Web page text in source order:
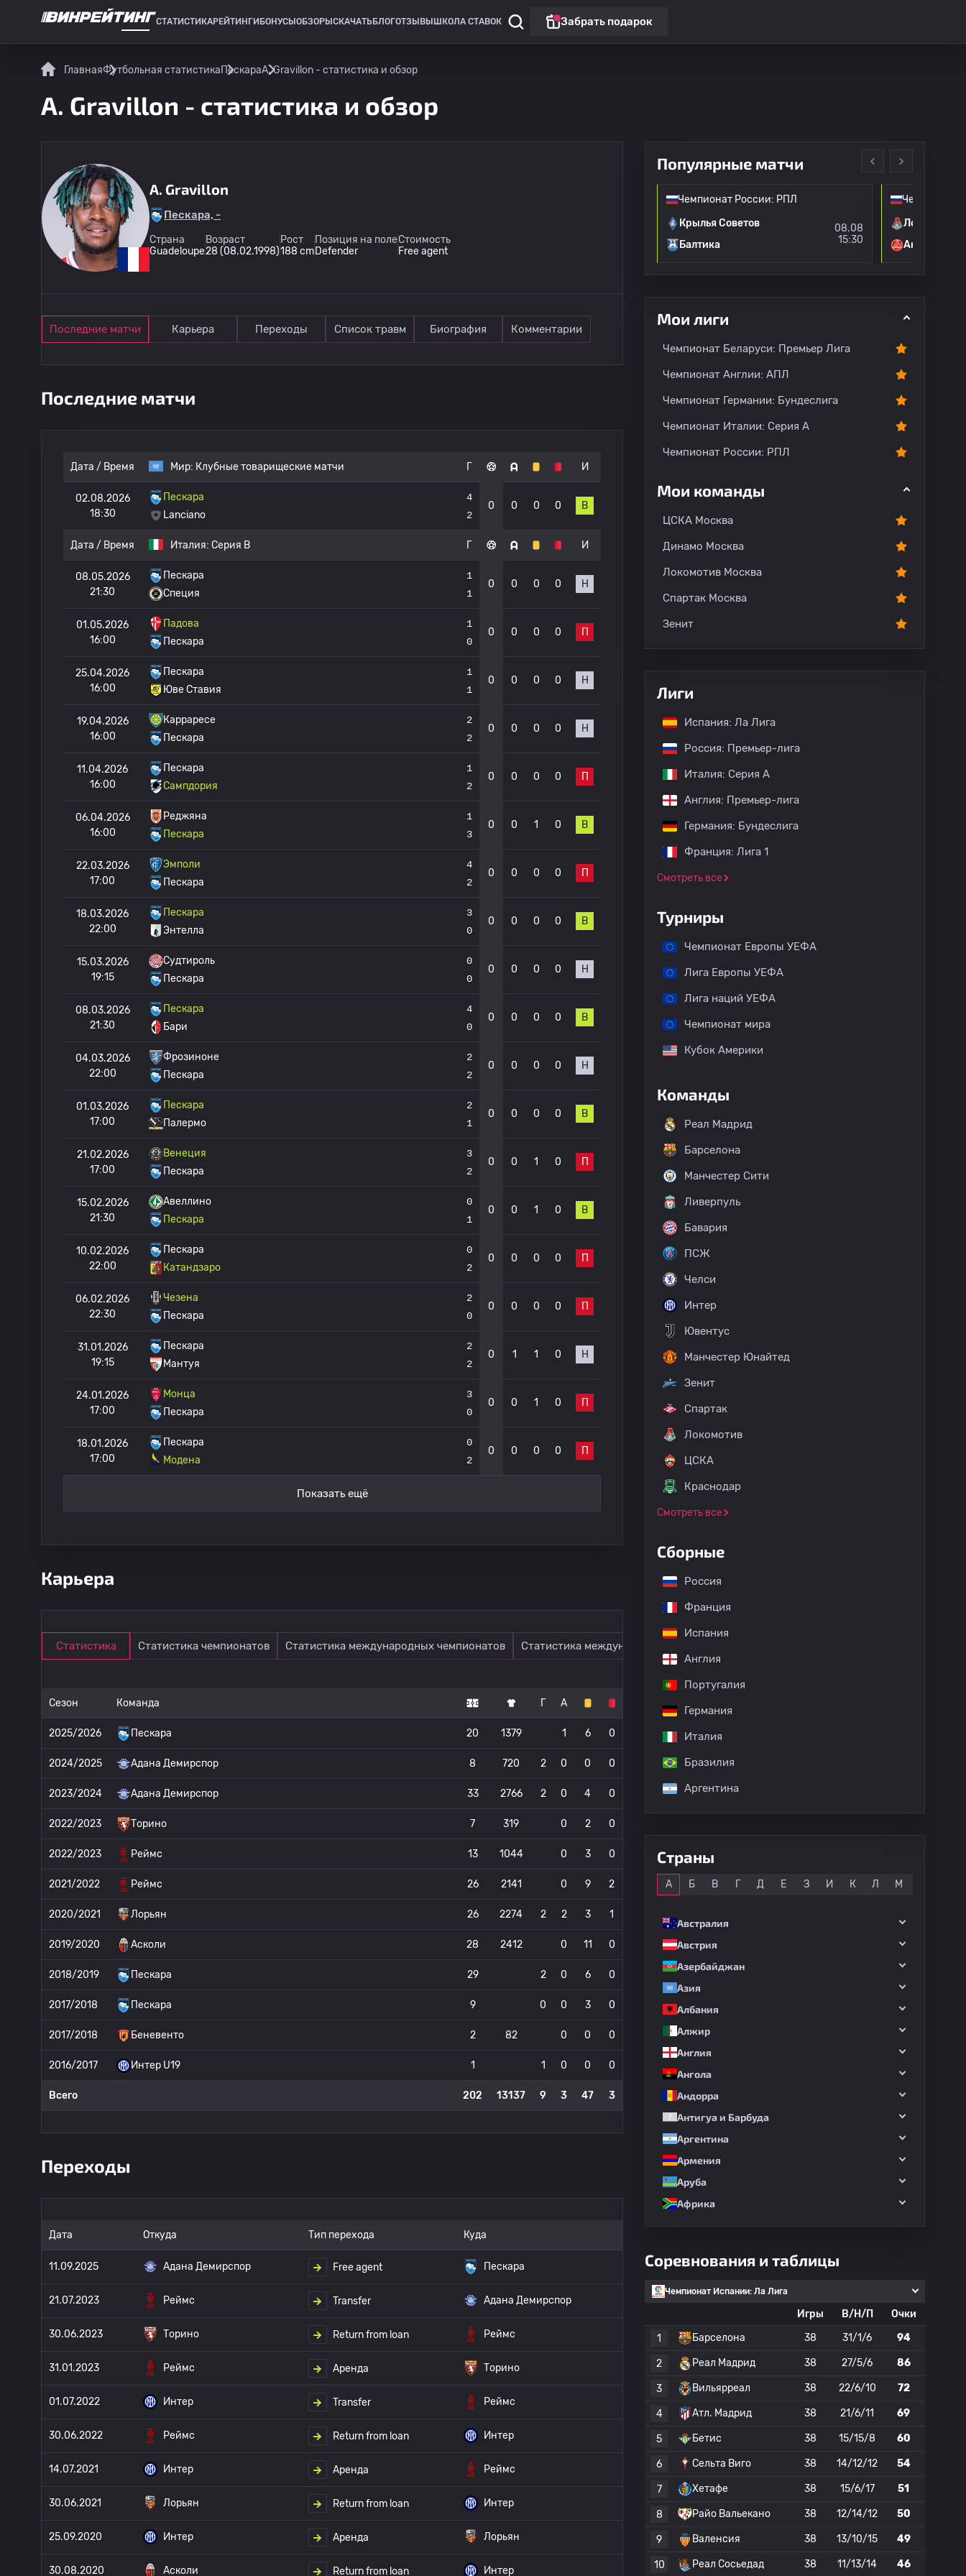
СТАТИСТИКАРЕЙТИНГИ БОНУСЫ ОБЗОРЫ СКАЧАТЬ БЛОГОТЗЫВЫ ШКОЛА СТАВОК Забрать подарок
ГлавнаяФутбольная статистикаПескараA. Gravillon - статистика и обзор
A. Gravillon - статистика и обзор
A. Gravillon
Пескара, -
Страна
Guadeloupe
Возраст
28 (08.02.1998)
Рост
188 cm
Позиция на поле
Defender
Стоимость
Free agent
Последние матчи Карьера Переходы Список травм Биография Комментарии
Последние матчи
Дата / Время Мир: Клубные товарищеские матчи Г И
02.08.2026
18:30
Пескара
Lanciano
4
2
0 0 0 0 В
Дата / Время Италия: Серия B Г И
08.05.2026
21:30
Пескара
Специя
1
1
0 0 0 0 Н
01.05.2026
16:00
Падова
Пескара
1
0
0 0 0 0 П
25.04.2026
16:00
Пескара
Юве Ставия
1
1
0 0 0 0 Н
19.04.2026
16:00
Карраресе
Пескара
2
2
0 0 0 0 Н
11.04.2026
16:00
Пескара
Сампдория
1
2
0 0 0 0 П
06.04.2026
16:00
Реджяна
Пескара
1
3
0 0 1 0 В
22.03.2026
17:00
Эмполи
Пескара
4
2
0 0 0 0 П
18.03.2026
22:00
Пескара
Энтелла
3
0
0 0 0 0 В
15.03.2026
19:15
Судтироль
Пескара
0
0
0 0 0 0 Н
08.03.2026
21:30
Пескара
Бари
4
0
0 0 0 0 В
04.03.2026
22:00
Фрозиноне
Пескара
2
2
0 0 0 0 Н
01.03.2026
17:00
Пескара
Палермо
2
1
0 0 0 0 В
21.02.2026
17:00
Венеция
Пескара
3
2
0 0 1 0 П
15.02.2026
21:30
Авеллино
Пескара
0
1
0 0 1 0 В
10.02.2026
22:00
Пескара
Катандзаро
0
2
0 0 0 0 П
06.02.2026
22:30
Чезена
Пескара
2
0
0 0 0 0 П
31.01.2026
19:15
Пескара
Мантуя
2
2
0 1 1 0 Н
24.01.2026
17:00
Монца
Пескара
3
0
0 0 1 0 П
18.01.2026
17:00
Пескара
Модена
0
2
0 0 0 0 П
Показать ещё
Карьера
Статистика Статистика чемпионатов Статистика международных чемпионатов Статистика международных матчей
Сезон Команда Г А
2025/2026 Пескара 20 1379 1 6 0
2024/2025 Адана Демирспор 8 720 2 0 0 0
2023/2024 Адана Демирспор 33 2766 2 0 4 0
2022/2023 Торино 7 319 0 2 0
2022/2023 Реймс 13 1044 0 3 0
2021/2022 Реймс 26 2141 0 9 2
2020/2021 Лорьян 26 2274 2 2 3 1
2019/2020 Асколи 28 2412 0 11 0
2018/2019 Пескара 29 2 0 6 0
2017/2018 Пескара 9 0 0 3 0
2017/2018 Беневенто 2 82 0 0 0
2016/2017 Интер U19 1 1 0 0 0
Всего 202 13137 9 3 47 3
Переходы
Дата Откуда Тип перехода Куда
11.09.2025 Адана Демирспор Free agent Пескара
21.07.2023 Реймс Transfer Адана Демирспор
30.06.2023 Торино Return from loan Реймс
31.01.2023 Реймс Аренда Торино
01.07.2022 Интер Transfer Реймс
30.06.2022 Реймс Return from loan Интер
14.07.2021 Интер Аренда Реймс
30.06.2021 Лорьян Return from loan Интер
25.09.2020 Интер Аренда Лорьян
30.08.2020 Асколи Return from loan Интер
Популярные матчи
Чемпионат России: РПЛ
Крылья Советов
Балтика
08.08
15:30
Чемпионат
Локомотив
Акрон
Мои лиги
Чемпионат Беларуси: Премьер Лига
Чемпионат Англии: АПЛ
Чемпионат Германии: Бундеслига
Чемпионат Италии: Серия А
Чемпионат России: РПЛ
Мои команды
ЦСКА Москва
Динамо Москва
Локомотив Москва
Спартак Москва
Зенит
Лиги
Испания: Ла Лига
Россия: Премьер-лига
Италия: Серия А
Англия: Премьер-лига
Германия: Бундеслига
Франция: Лига 1
Смотреть все
Турниры
Чемпионат Европы УЕФА
Лига Европы УЕФА
Лига наций УЕФА
Чемпионат мира
Кубок Америки
Команды
Реал Мадрид
Барселона
Манчестер Сити
Ливерпуль
Бавария
ПСЖ
Челси
Интер
Ювентус
Манчестер Юнайтед
Зенит
Спартак
Локомотив
ЦСКА
Краснодар
Смотреть все
Сборные
Россия
Франция
Испания
Англия
Португалия
Германия
Италия
Бразилия
Аргентина
Страны
А Б В Г Д Е З И К Л М
Австралия
Австрия
Азербайджан
Азия
Албания
Алжир
Англия
Ангола
Андорра
Антигуа и Барбуда
Аргентина
Армения
Аруба
Африка
Соревнования и таблицы
Чемпионат Испании: Ла Лига
Игры В/Н/П
Очки
1
Барселона 38 31/1/6 94
2 Реал Мадрид 38 27/5/6 86
3 Вильярреал 38 22/6/10 72
4 Атл. Мадрид 38 21/6/11 69
5 Бетис 38 15/15/8 60
6 Сельта Виго 38 14/12/12 54
7 Хетафе 38 15/6/17 51
8 Райо Вальекано 38 12/14/12 50
9 Валенсия 38 13/10/15 49
10 Реал Сосьедад 38 11/13/14 46